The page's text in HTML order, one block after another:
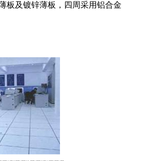
板及镀锌薄板，四周采用铝合金